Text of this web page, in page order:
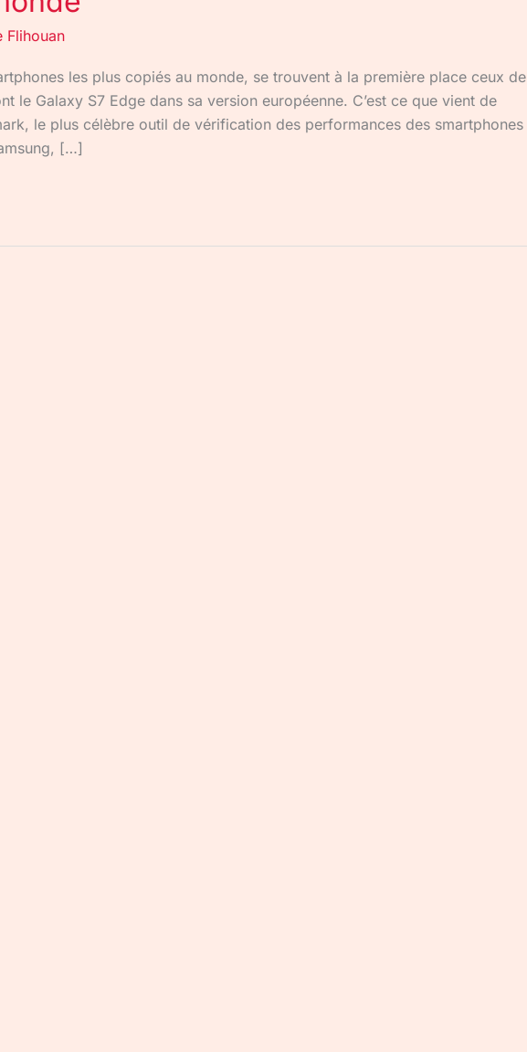
Flihouan
les plus copiés au monde, se trouvent à la première place ceux de
le Galaxy S7 Edge dans sa version européenne. C’est ce que vient de
le plus célèbre outil de vérification des performances des smartphones
[…]